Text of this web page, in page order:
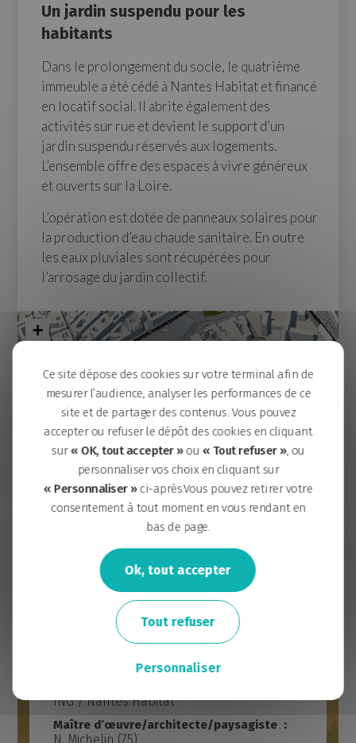
Un jardin suspendu pour les
habitants
Dans le prolongement du socle, le quatrième
immeuble a été cédé à Nantes Habitat et financé
en locatif social. Il abrite également des
activités sur rue et devient le support d’un
jardin suspendu réservés aux logements.
L’ensemble offre des espaces à vivre généreux
et ouverts sur la Loire.
L’opération est dotée de panneaux solaires pour
la production d’eau chaude sanitaire. En outre
les eaux pluviales sont récupérées pour
l’arrosage du jardin collectif.
+
L'École de design Nantes Atlantique
Magmaa Food Hall
Halles 4 & 5 - École des Beaux-Arts de Nantes Saint-
Halles 1&2, propulseur créatif
Halle 6 ouest - Pôle Universitaire interdisciplinaire
Halle 6 Est - Hôtel d'entreprises numériques &
Maison des syndicats
Symbole
Square de l'île Mabon
Fiche technique
Mai 2007
8300 m²
ING / Nantes Habitat
Maître d’œuvre/architecte/paysagiste :
N. Michelin (75)
Ce site dépose des cookies sur votre terminal afin de
mesurer l’audience, analyser les performances de ce
site et de partager des contenus. Vous pouvez
accepter ou refuser le dépôt des cookies en cliquant
sur« OK, tout accepter »ou « Tout refuser », ou
personnaliser vos choix en cliquant sur
« Personnaliser »ci-après.Vous pouvez retirer votre
consentement à tout moment en vous rendant en
bas de page.
Ok, tout accepter
Tout refuser
Personnaliser